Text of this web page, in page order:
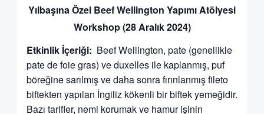
Yılbaşına Özel Beef Wellington Yapımı Atölyesi
Workshop (28 Aralık 2024)
Etkinlik İçeriği: Beef Wellington, pate (genellikle
pate de foie gras) ve duxelles ile kaplanmış, puf
böreğine sarılmış ve daha sonra fırınlanmış fileto
biftekten yapılan İngiliz kökenli bir biftek yemeğidir.
Bazı tarifler, nemi korumak ve hamur işinin